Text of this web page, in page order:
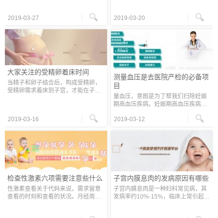
女人在孕前到医院做一次优生五项
(TORCH)查看，以保证将来怀上一个
2019-03-27
们在孕前、孕期都要时间留意哦！ 了
解身体状况
2019-03-20
大家关注的受精卵着床时间
当精子和卵子结合后，构成受精卵，
受精卵需求着床到子宫，才能在子宫
床是最为要害的，假如着床不成功，
会
2019-03-16
测量血压是去医院产检的必备项
目
量血压，意图是为了帮我们扫除妊娠
期高血压疾病。妊娠期高血压疾病包
子痫前期指孕20周后血压升高，可随
2019-03-12
检查性激素六项需要注意些什么
性激素查看关于代妈来说，需求留意
查看的时刻和查看的状况。月经周期
子宫内膜息肉的发病原因有哪些
子宫内膜息肉是一种妇科常见病，其
发病率约10%-15%，临床上常引起女